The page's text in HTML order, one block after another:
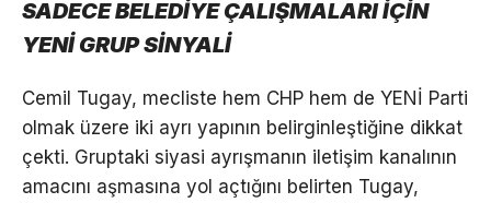
SADECE BELEDİYE ÇALIŞMALARI İÇİN
YENİ GRUP SİNYALİ
Cemil Tugay, mecliste hem CHP hem de YENİ Parti
olmak üzere iki ayrı yapının belirginleştiğine dikkat
çekti. Gruptaki siyasi ayrışmanın iletişim kanalının
amacını aşmasına yol açtığını belirten Tugay,